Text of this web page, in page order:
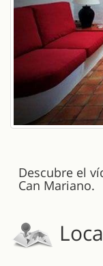
Descubre el
Can Mariano.